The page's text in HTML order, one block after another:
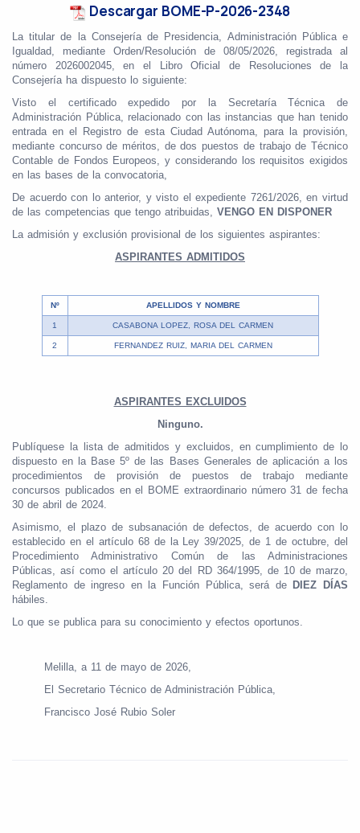
Descargar BOME-P-2026-2348
La titular de la Consejería de Presidencia, Administración Pública e
Igualdad, mediante Orden/Resolución
de 08/05/2026, registrada al
número 2026002045, en el Libro Oficial de Resoluciones de la
Consejería ha dispuesto lo siguiente:
Visto el certificado expedido por la Secretaría Técnica de
Administración Pública, relacionado con las instancias que han tenido
entrada en el Registro de esta Ciudad Autónoma, para la provisión,
mediante concurso de méritos, de dos puestos de trabajo de Técnico
Contable de Fondos Europeos, y considerando los requisitos exigidos
en las bases de la convocatoria,
De acuerdo con lo anterior, y visto el expediente 7261/2026, en virtud
de las competencias que tengo atribuidas, VENGO EN DISPONER
La admisión y exclusión provisional de los siguientes aspirantes:
ASPIRANTES ADMITIDOS
Nº APELLIDOS Y NOMBRE
1 CASABONA LOPEZ, ROSA DEL CARMEN
2 FERNANDEZ RUIZ, MARIA DEL CARMEN
ASPIRANTES EXCLUIDOS
Ninguno.
Publíquese la lista de admitidos y excluidos, en cumplimiento de lo
dispuesto en la Base 5º de las Bases Generales de aplicación a los
procedimientos de provisión de puestos de trabajo mediante
concursos publicados en el BOME extraordinario número 31 de fecha
30 de abril de 2024.
Asimismo, el plazo de subsanación de defectos, de acuerdo con lo
establecido en el artículo 68 de la Ley 39/2025, de 1 de octubre, del
Procedimiento Administrativo Común de las Administraciones
Públicas, así como el artículo 20 del RD 364/1995, de 10 de marzo,
Reglamento de ingreso en la Función Pública, será de DIEZ DÍAS
hábiles.
Lo que se publica para su conocimiento y efectos oportunos.
Melilla, a 11 de mayo de 2026,
El Secretario Técnico de Administración Pública,
Francisco José Rubio Soler